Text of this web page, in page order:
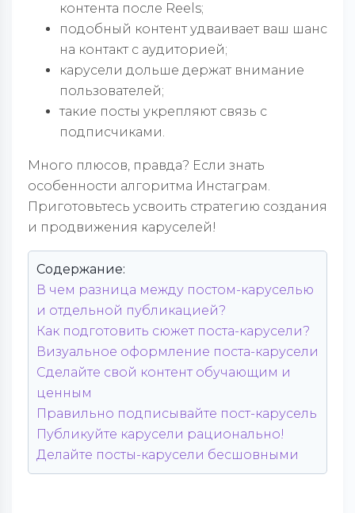
контента после Reels;
подобный контент удваивает ваш шанс
на контакт с аудиторией;
карусели дольше держат внимание
пользователей;
такие посты укрепляют связь с
подписчиками.
Много плюсов, правда? Если знать
особенности алгоритма Инстаграм.
Приготовьтесь усвоить стратегию создания
и продвижения каруселей!
Содержание:
В чем разница между постом-каруселью
и отдельной публикацией?
Как подготовить сюжет поста-карусели?
Визуальное оформление поста-карусели
Сделайте свой контент обучающим и
ценным
Правильно подписывайте пост-карусель
Публикуйте карусели рационально!
Делайте посты-карусели бесшовными